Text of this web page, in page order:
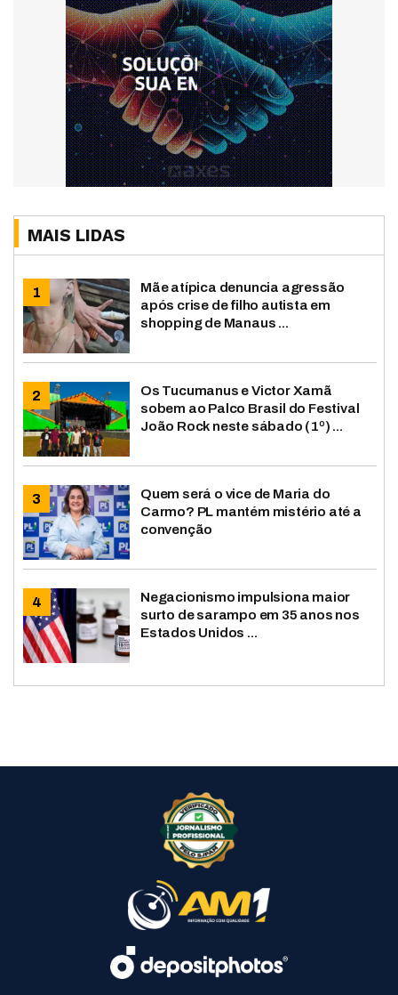
MAIS LIDAS
Mãe atípica denuncia agressão
após crise de filho autista em
shopping de Manaus ...
Os Tucumanus e Victor Xamã
sobem ao Palco Brasil do Festival
João Rock neste sábado (1º) ...
Quem será o vice de Maria do
Carmo? PL mantém mistério até a
convenção
Negacionismo impulsiona maior
surto de sarampo em 35 anos nos
Estados Unidos ...